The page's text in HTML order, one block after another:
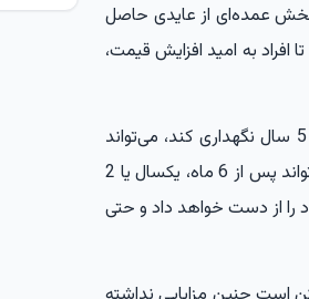
بخش عمده‌ای از عایدی حاصل
افراد به امید افزایش قیمت،
پژوهشگر مسکن و شهرسازی ادامه داد: اگر فردی قصد دارد ملکی را برای 5 سال نگهداری کند، می‌تواند
نسبت به خرید اقدام کند، اما اگر تصور کند قیمت‌ها افزایش می‌یابد و می‌تواند پس از 6 ماه، یکسال یا 2
را از دست خواهد داد و حتی